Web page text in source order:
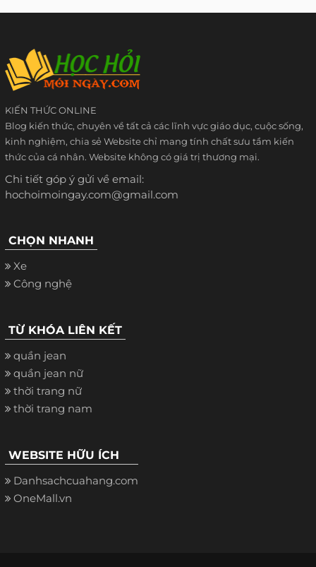
KIẾN THỨC ONLINE
Blog kiến thức, chuyên về tất cả các lĩnh vực giáo dục, cuộc sống,
kinh nghiệm, chia sẻ Website chỉ mang tính chất sưu tầm kiến
thức của cá nhân. Website không có giá trị thương mại.
Chi tiết góp ý gửi về email:
hochoimoingay.com@gmail.com
CHỌN NHANH
Xe
Công nghệ
TỪ KHÓA LIÊN KẾT
quần jean
quần jean nữ
thời trang nữ
thời trang nam
WEBSITE HỮU ÍCH
Danhsachcuahang.com
OneMall.vn